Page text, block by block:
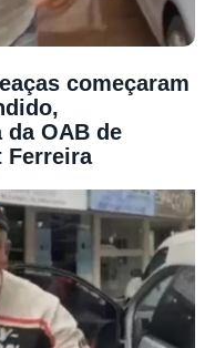
começaram
OAB de
Ferreira